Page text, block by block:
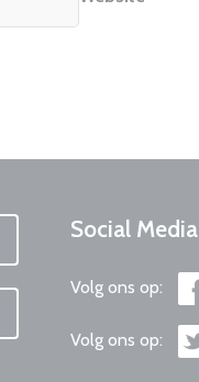
SocialMedia
Volg ons op:
Volg ons op: